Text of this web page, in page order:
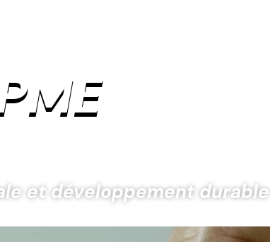
et développement durable